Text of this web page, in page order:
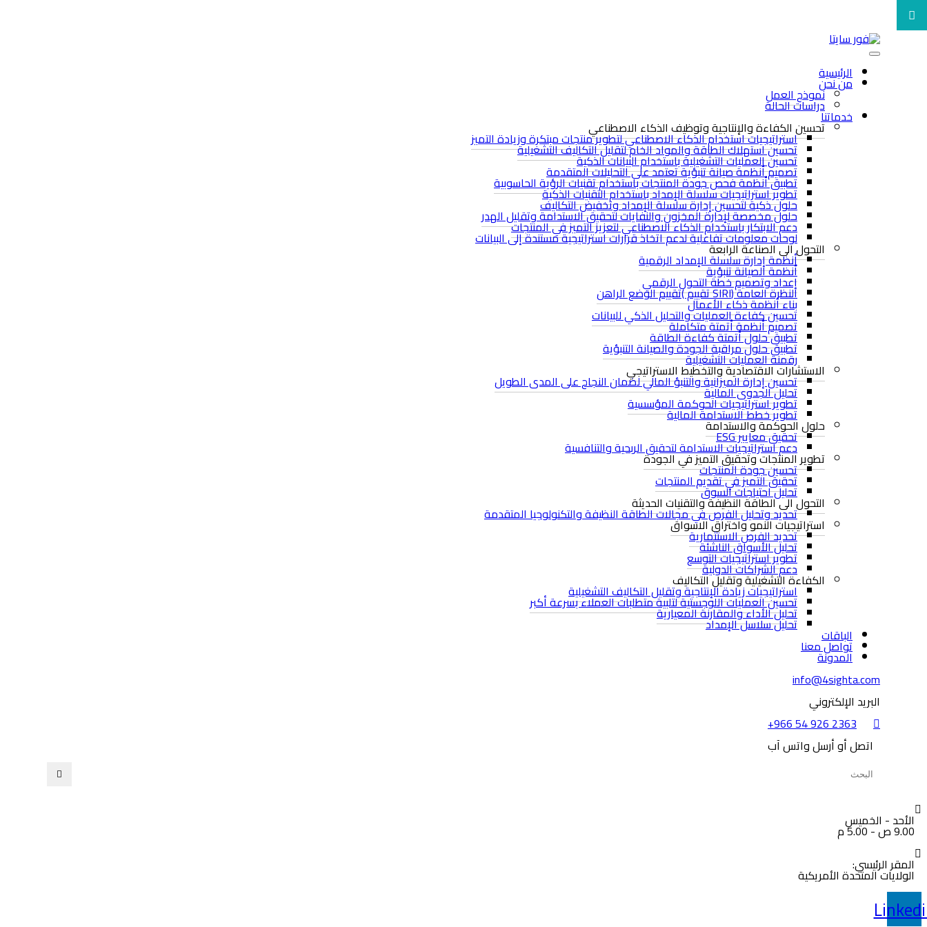
الرئيسية
من نحن
نموذج العمل
دراسات الحالة
خدماتنا
تحسين الكفاءة والإنتاجية وتوظيف الذكاء الاصطناعي
استراتيجيات استخدام الذكاء الاصطناعي لتطوير منتجات مبتكرة وزيادة التميز
تحسين استهلاك الطاقة والمواد الخام لتقليل التكاليف التشغيلية
تحسين العمليات التشغيلية باستخدام البيانات الذكية
تصميم أنظمة صيانة تنبؤية تعتمد على التحليلات المتقدمة
تطبيق أنظمة فحص جودة المنتجات باستخدام تقنيات الرؤية الحاسوبية
تطوير استراتيجيات سلسلة الإمداد باستخدام التقنيات الذكية
حلول ذكية لتحسين إدارة سلسلة الإمداد وتخفيض التكاليف
حلول مخصصة لإدارة المخزون والنفايات لتحقيق الاستدامة وتقليل الهدر
دعم الابتكار باستخدام الذكاء الاصطناعي لتعزيز التميز في المنتجات
لوحات معلومات تفاعلية لدعم اتخاذ قرارات استراتيجية مستندة إلى البيانات
التحول الى الصناعة الرابعة
أنظمة إدارة سلسلة الإمداد الرقمية
أنظمة الصيانة تنبؤية
إعداد وتصميم خطة التحول الرقمي
النظرة العامة (SIRI تقييم )تقييم الوضع الراهن
بناء أنظمة ذكاء الأعمال
تحسين كفاءة العمليات والتحليل الذكي للبيانات
تصميم أنظمة أتمتة متكاملة
تطبيق حلول أتمتة كفاءة الطاقة
تطبيق حلول مراقبة الجودة والصيانة التنبؤية
رقمنة العمليات التشغيلية
الاستشارات الاقتصادية والتخطيط الاستراتيجي
تحسين إدارة الميزانية والتنبؤ المالي لضمان النجاح على المدى الطويل
تحليل الجدوى المالية
تطوير استراتيجيات الحوكمة المؤسسية
تطوير خطط الاستدامة المالية
حلول الحوكمة والاستدامة
تحقيق معايير ESG
دعم استراتيجيات الاستدامة لتحقيق الربحية والتنافسية
تطوير المنتجات وتحقيق التميز في الجودة
تحسين جودة المنتجات
تحقيق التميز في تقديم المنتجات
تحليل احتياجات السوق
التحول الى الطاقة النظيفة والتقنيات الحديثة
تحديد وتحليل الفرص في مجالات الطاقة النظيفة والتكنولوجيا المتقدمة​
استراتيجيات النمو واختراق الاسواق
تحديد الفرص الاستثمارية
تحليل الأسواق الناشئة
تطوير استراتيجيات التوسع
دعم الشراكات الدولية
الكفاءة التشغيلية وتقليل التكاليف
استراتيجيات زيادة الإنتاجية وتقليل التكاليف التشغيلية
تحسين العمليات اللوجستية لتلبية متطلبات العملاء بسرعة أكبر
تحليل الأداء والمقارنة المعيارية
تحليل سلاسل الإمداد
الباقات
تواصل معنا
المدونة
info@4sighta.com
البريد الإلكتروني
+966 54 926 2363
اتصل أو أرسل واتس آب
الأحد - الخميس
9.00 ص - 5.00 م
المقر الرئيسي:
الولايات المتحدة الأمريكية